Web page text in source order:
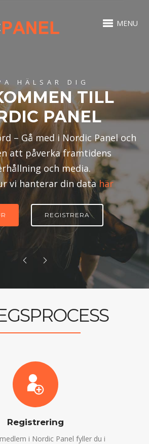
MENU
HÄLSAR DIG
TILL
PANEL
– Gå med i Nordic Panel och
att påverka framtidens
och media.
vi hanterar din datahär
REGISTRERA
Registrering
i Nordic Panel fyller du i